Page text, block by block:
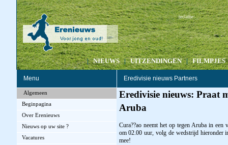
reclame:
| NIEUWS | UITZENDINGEN | FILMPJES
Menu
Algemeen
Beginpagina
Over Erenieuws
Nieuws op uw site ?
Vacatures
Eredivisie nieuws Partners
Eredivisie nieuws: Praat
Aruba
Cura??ao neemt het op tegen Aruba in
om 02.00 uur, volg de wedstrijd hieronder
mee!